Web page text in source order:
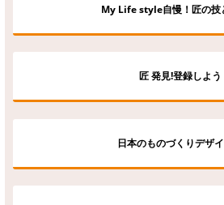
My Life style自慢！匠の技
匠 発見!登録しよう
日本のものづくりデザ